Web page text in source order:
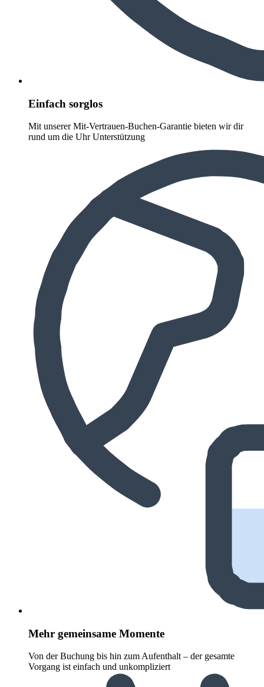
Einfach sorglos
Mit unserer Mit-Vertrauen-Buchen-Garantie bieten wir dir
rund um die Uhr Unterstützung
Mehr gemeinsame Momente
Von der Buchung bis hin zum Aufenthalt – der gesamte
Vorgang ist einfach und unkompliziert